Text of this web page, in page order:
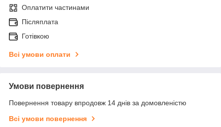
Оплатити частинами
Післяплата
Готівкою
Всі умови оплати
Умови повернення
Повернення товару впродовж 14 днів за домовленістю
Всі умови повернення